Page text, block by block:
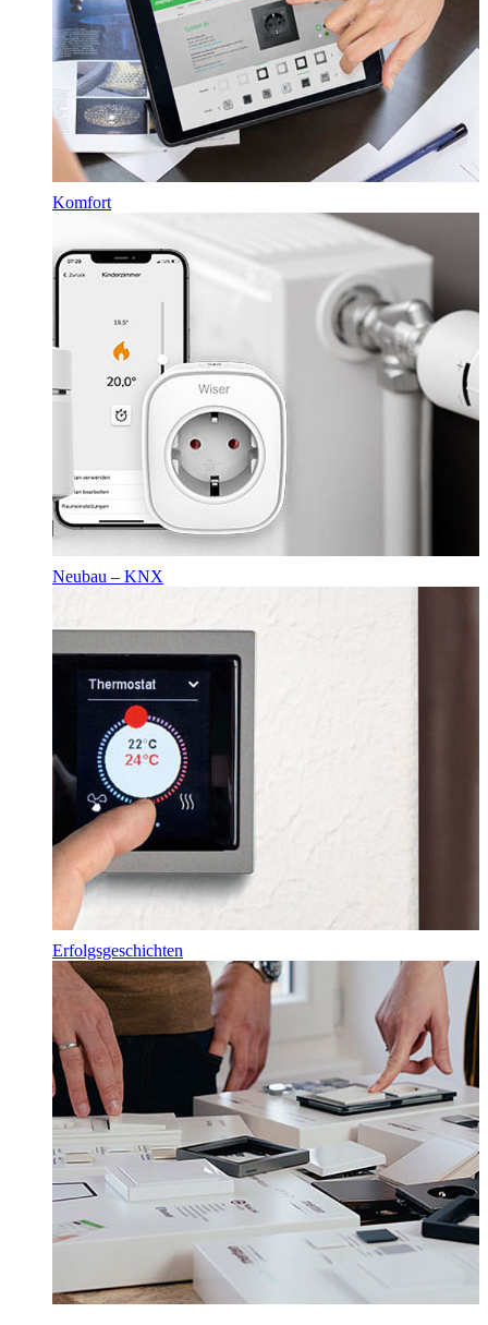
Komfort
Neubau – KNX
Erfolgsgeschichten